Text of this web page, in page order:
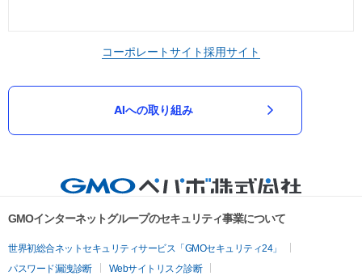
コーポレートサイト採用サイト
AIへの取り組み
GMOインターネットグループのセキュリティ事業について
世界初総合ネットセキュリティサービス「GMOセキュリティ24」
パスワード漏洩診断
Webサイトリスク診断